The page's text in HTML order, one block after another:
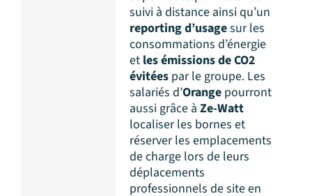
suivi à distance ainsi qu’un
reporting d’usagesur les
consommations d’énergie
et les émissions de CO2
évitées par le groupe. Les
salariés d’Orange pourront
aussi grâce à Ze-Watt
localiser les bornes et
réserver les emplacements
de charge lors de leurs
déplacements
professionnels de site en